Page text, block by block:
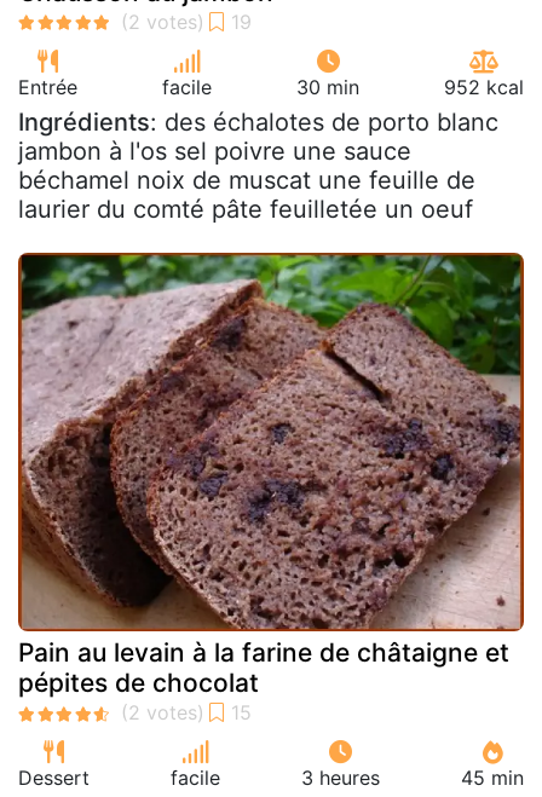
Entrée facile 30 min 952 kcal
Ingrédients: des échalotes de porto blanc
jambon à l'os sel poivre une sauce
béchamel noix de muscat une feuille de
laurier du comté pâte feuilletée un oeuf
Pain au levain à la farine de châtaigne et
pépites de chocolat
Dessert facile 3 heures 45 min